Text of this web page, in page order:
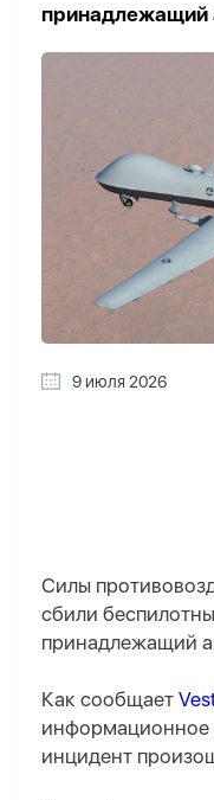
9 июля 2026
Силы
сбили
принадлежащий
Как сообщает
информационное
инцидент